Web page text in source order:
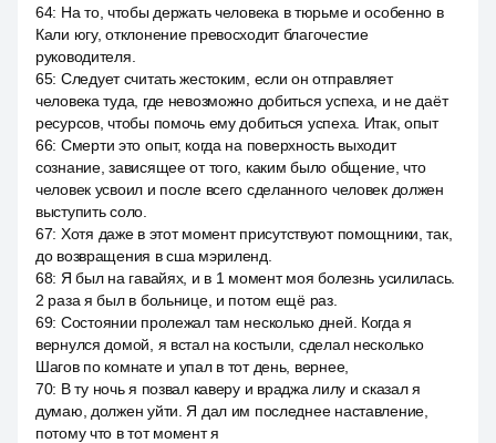
64: На то, чтобы держать человека в тюрьме и особенно в
Кали югу, отклонение превосходит благочестие
руководителя.
65: Следует считать жестоким, если он отправляет
человека туда, где невозможно добиться успеха, и не даёт
ресурсов, чтобы помочь ему добиться успеха. Итак, опыт
66: Смерти это опыт, когда на поверхность выходит
сознание, зависящее от того, каким было общение, что
человек усвоил и после всего сделанного человек должен
выступить соло.
67: Хотя даже в этот момент присутствуют помощники, так,
до возвращения в сша мэриленд.
68: Я был на гавайях, и в 1 момент моя болезнь усилилась.
2 раза я был в больнице, и потом ещё раз.
69: Состоянии пролежал там несколько дней. Когда я
вернулся домой, я встал на костыли, сделал несколько
Шагов по комнате и упал в тот день, вернее,
70: В ту ночь я позвал каверу и враджа лилу и сказал я
думаю, должен уйти. Я дал им последнее наставление,
потому что в тот момент я